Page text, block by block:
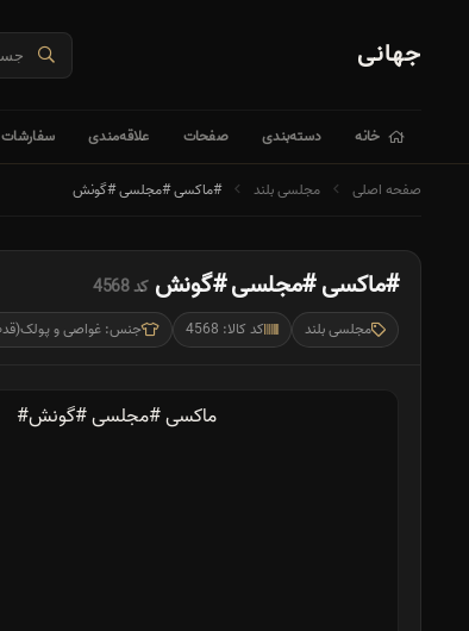
جهانی
خانه دسته‌بندی صفحات علاقه‌مندی سفارشات
صفحه اصلی مجلسی بلند #ماکسی #مجلسی #گونش
#ماکسی #مجلسی #گونش کد 4568
مجلسی بلند کد کالا: 4568 جنس: غواصی و پولک(قد۱۵۰)(زیپ‌داره)(کمربند داره)